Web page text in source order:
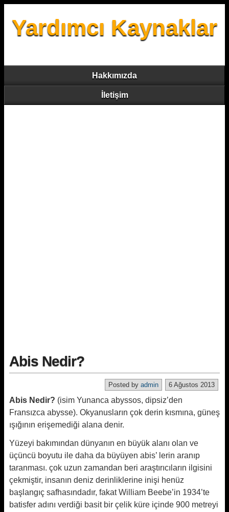
Yardımcı Kaynaklar
Hakkımızda
İletişim
Abis Nedir?
6 Ağustos 2013
Posted by admin
Abis Nedir? (isim Yunanca abyssos, dipsiz’den
Fransızca abysse). Okyanusların çok derin kısmına, güneş
ışığının erişemediği alana denir.
Yüzeyi bakımından dünyanın en büyük alanı olan ve
üçüncü boyutu ile daha da büyüyen abis’ lerin aranıp
taranması. çok uzun zamandan beri araştırıcıların ilgisini
çekmiştir, insanın deniz derinliklerine inişi henüz
başlangıç safhasındadır, fakat William Beebe’in 1934’te
batisfer adını verdiği basit bir çelik küre içinde 900 metreyi